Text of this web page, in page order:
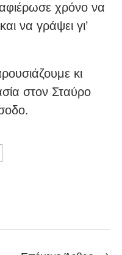
χρόνο να
να γράψει γι’
κι
στον Σταύρο